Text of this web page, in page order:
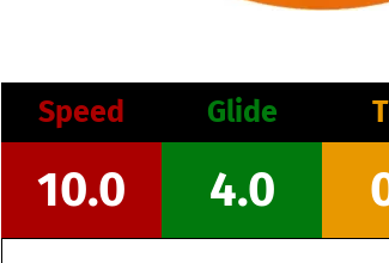
Speed Glide
10.0 4.0